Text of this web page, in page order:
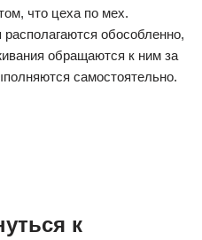
что цеха по мех.
обособленно,
обращаются к ним за
самостоятельно.
к